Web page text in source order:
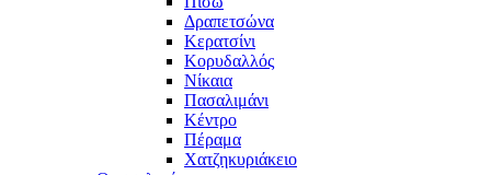
Δραπετσώνα
Κερατσίνι
Κορυδαλλός
Νίκαια
Πασαλιμάνι
Κέντρο
Πέραμα
Χατζηκυριάκειο